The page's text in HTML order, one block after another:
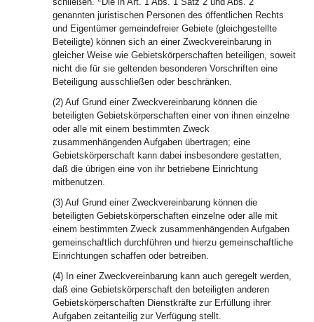
genannten juristischen Personen des öffentlichen Rechts
und Eigentümer gemeindefreier Gebiete (gleichgestellte
Beteiligte) können sich an einer Zweckvereinbarung in
gleicher Weise wie Gebietskörperschaften beteiligen, soweit
nicht die für sie geltenden besonderen Vorschriften eine
Beteiligung ausschließen oder beschränken.
(2) Auf Grund einer Zweckvereinbarung können die
beteiligten Gebietskörperschaften einer von ihnen einzelne
oder alle mit einem bestimmten Zweck
zusammenhängenden Aufgaben übertragen; eine
Gebietskörperschaft kann dabei insbesondere gestatten,
daß die übrigen eine von ihr betriebene Einrichtung
mitbenutzen.
(3) Auf Grund einer Zweckvereinbarung können die
beteiligten Gebietskörperschaften einzelne oder alle mit
einem bestimmten Zweck zusammenhängenden Aufgaben
gemeinschaftlich durchführen und hierzu gemeinschaftliche
Einrichtungen schaffen oder betreiben.
(4) In einer Zweckvereinbarung kann auch geregelt werden,
daß eine Gebietskörperschaft den beteiligten anderen
Gebietskörperschaften Dienstkräfte zur Erfüllung ihrer
Aufgaben zeitanteilig zur Verfügung stellt.